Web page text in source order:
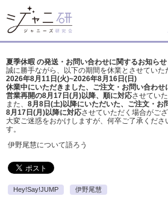
夏季休暇 の発送・お問い合わせに関するお知らせ
誠に勝手ながら、以下の期間を休業とさせていた
2026年8月11日(火)~2026年8月16日(日)
休業中にいただきました、ご注文・お問い合わせ
営業再開の8月17日(月)以降、順に対応させてい
また、 8月8日(土)以降にいただいた、ご注文・ お
8月17日(月)以降に対応させていただく場合がござ
大変ご迷惑をおかけしますが、 何卒ご了承くださ
す。
伊野尾慧について語ろう
Hey!Say!JUMP 伊野尾慧